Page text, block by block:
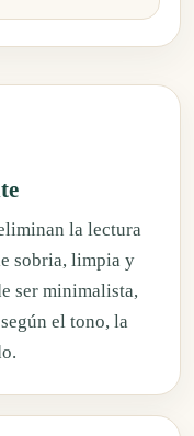
la lectura
sobria, limpia y
ser minimalista,
el tono, la